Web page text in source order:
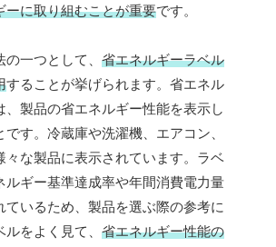
ーに取り組むことが重要です。
一つとして、 省エネルギーラベル
することが挙げられます。省エネル
、製品の省エネルギー性能を表示し
です。冷蔵庫や洗濯機、エアコン、
々な製品に表示されています。ラベ
ルギー基準達成率や年間消費電力量
ているため、製品を選ぶ際の参考に
をよく見て、 省エネルギー性能の